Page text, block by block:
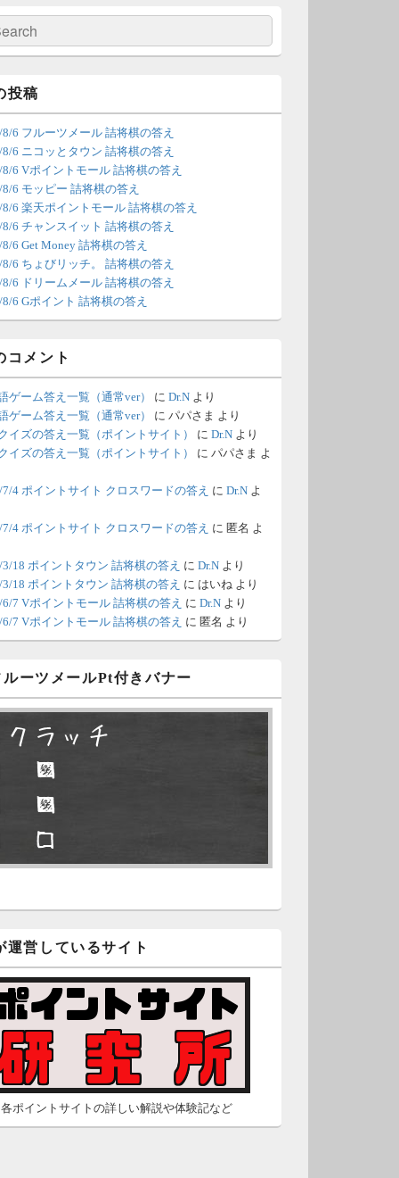
ん。
18:54（Dr.N）
の都合が付かないため、7月5
更新は休みます。申し訳あり
ん。
2:12（Dr.N）
びリッチが10：00までメンテ
スとのことなので、本日分の
は難しいかもしれません。
18:45（Dr.N）
しまいそうです。申し訳ござ
せん。
1:39 （Dr.N）
の都合が付かないため、6月18
更新は休みます。申し訳あり
ん。
4:39 （Dr.N）
イントモールが6：00までメン
ンスとのことなので、本日分
新は難しいかもしれません。
、6月7日分の更新は昼頃にな
しまいそうです。申し訳ござ
せん。
10:04
不滅.comの本日分の更新が完
ました。
2:22（Dr.N）
難しいかもしれません。
26 2:52（Dr.N）
間の都合が付かないため、5月26
の更新は休みます。申し訳あり
せん。
23 16:32（Dr.N）
投稿
6 フルーツメール 詰将棋の答え
6 ニコッとタウン 詰将棋の答え
6 Vポイントモール 詰将棋の答え
6 モッピー 詰将棋の答え
6 楽天ポイントモール 詰将棋の答え
6 チャンスイット 詰将棋の答え
6 Get Money 詰将棋の答え
6 ちょびリッチ。 詰将棋の答え
6 ドリームメール 詰将棋の答え
6 Gポイント 詰将棋の答え
コメント
ゲーム答え一覧（通常ver） に Dr.N より
ゲーム答え一覧（通常ver）
に パパさま より
イズの答え一覧（ポイントサイト）
に Dr.N より
イズの答え一覧（ポイントサイト）
に パパさま よ
7/4 ポイントサイト クロスワードの答え に Dr.N よ
7/4 ポイントサイト クロスワードの答え に 匿名 よ
18 ポイントタウン 詰将棋の答え に Dr.N より
18 ポイントタウン 詰将棋の答え に はいね より
7 Vポイントモール 詰将棋の答え に Dr.N より
7 Vポイントモール 詰将棋の答え に 匿名 より
ーツメールPt付きバナー
クラッチ
■
■
□
■
□
□
運営しているサイト
各ポイントサイトの詳しい解説や体験記など